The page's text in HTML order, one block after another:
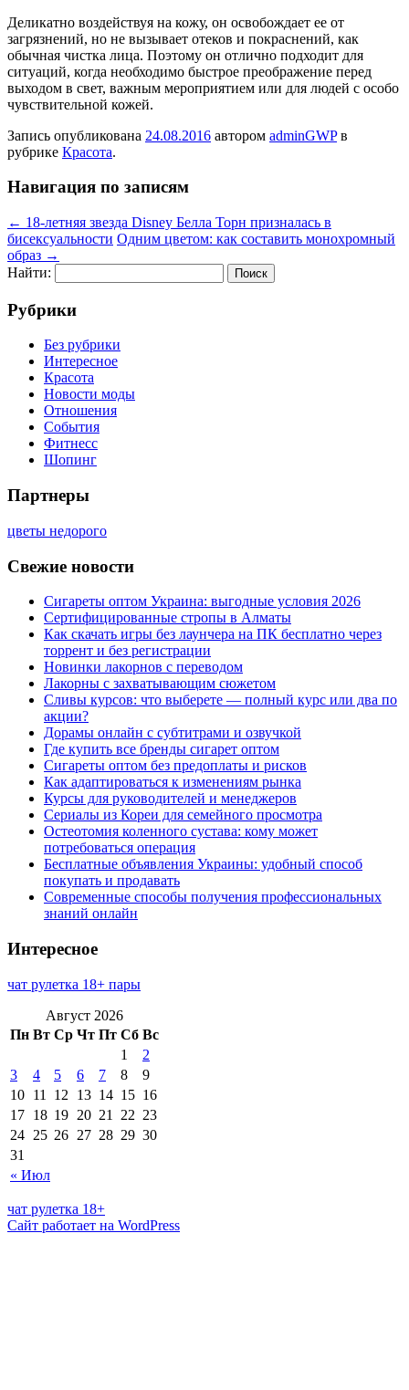
Деликатно воздействуя на кожу, он освобождает ее от
загрязнений, но не вызывает отеков и покраснений, как
обычная чистка лица. Поэтому он отлично подходит для
ситуаций, когда необходимо быстрое преображение перед
выходом в свет, важным мероприятием или для людей с особо
чувствительной кожей.
Запись опубликована 24.08.2016 автором adminGWPв
рубрике Красота.
Навигация по записям
← 18-летняя звезда Disney Белла Торн призналась в
бисексуальности Одним цветом: как составить монохромный
образ →
Найти:
Рубрики
Без рубрики
Интересное
Красота
Новости моды
Отношения
События
Фитнесс
Шопинг
Партнеры
цветы недорого
Свежие новости
Сигареты оптом Украина: выгодные условия 2026
Сертифицированные стропы в Алматы
Как скачать игры без лаунчера на ПК бесплатно через
торрент и без регистрации
Новинки лакорнов с переводом
Лакорны с захватывающим сюжетом
Сливы курсов: что выберете — полный курс или два по
акции?
Дорамы онлайн с субтитрами и озвучкой
Где купить все бренды сигарет оптом
Сигареты оптом без предоплаты и рисков
Как адаптироваться к изменениям рынка
Курсы для руководителей и менеджеров
Сериалы из Кореи для семейного просмотра
Остеотомия коленного сустава: кому может
потребоваться операция
Бесплатные объявления Украины: удобный способ
покупать и продавать
Современные способы получения профессиональных
знаний онлайн
Интересное
чат рулетка 18+ пары
Август 2026
Пн Вт Ср Чт Пт Сб Вс
« Июл
1
2
3
4 5 6 7 8
9
10 11 12 13 14 15 16
17 18 19 20 21 22 23
24 25 26 27 28 29 30
31
чат рулетка 18+
Сайт работает на WordPress